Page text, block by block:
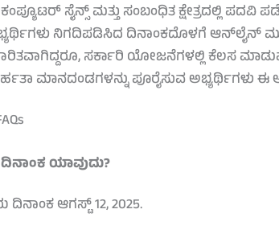
ಸೈನ್ಸ್ ಮತ್ತು ಸಂಬಂಧಿತ ಕ್ಷೇತ್ರದಲ್ಲಿ
ನಿಗದಿಪಡಿಸಿದ ದಿನಾಂಕದೊಳಗೆ ಆನ್‌ಲೈನ್
ಸರ್ಕಾರಿ ಯೋಜನೆಗಳಲ್ಲಿ ಕೆಲಸ
ಮಾನದಂಡಗಳನ್ನು ಪೂರೈಸುವ ಅಭ್ಯರ್ಥಿಗಳು ಈ
ಯಾವುದು?
ಆಗಸ್ಟ್ 12, 2025.